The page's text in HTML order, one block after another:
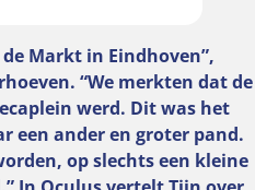
Markt in Eindhoven”,
“We merkten dat de
werd. Dit was het
een ander en groter pand.
op slechts een kleine